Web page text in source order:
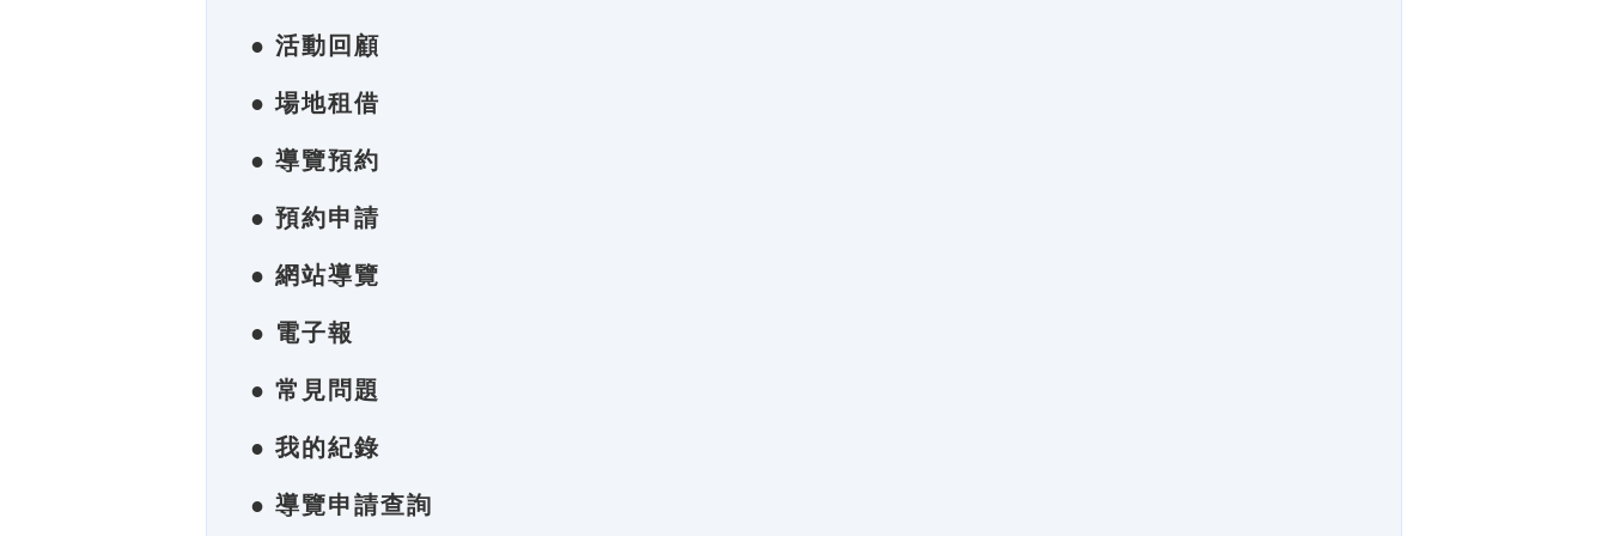
● 活動回顧
● 場地租借
● 導覽預約
● 預約申請
● 網站導覽
● 電子報
● 常見問題
● 我的紀錄
● 導覽申請查詢